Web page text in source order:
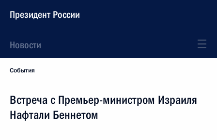
Президент России
Новости
События
Встреча с Премьер-министром Израиля
Нафтали Беннетом